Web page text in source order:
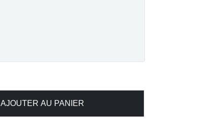
AJOUTER AU PANIER